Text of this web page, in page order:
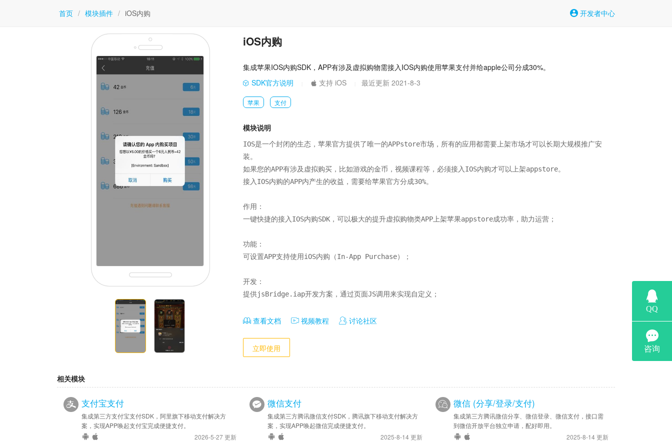
首页 / 模块插件 / iOS内购 开发者中心
iOS内购
集成苹果IOS内购SDK，APP有涉及虚拟购物需接入IOS内购使用苹果支付并给apple公司分成30%。
SDK官方说明
支持 iOS 最近更新 2021-8-3
苹果 支付
模块说明
IOS是一个封闭的生态，苹果官方提供了唯一的APPstore市场，所有的应用都需要上架市场才可以长期大规模推广安
装。
如果您的APP有涉及虚拟购买，比如游戏的金币，视频课程等，必须接入IOS内购才可以上架appstore。
接入IOS内购的APP内产生的收益，需要给苹果官方分成30%。
作用：
一键快捷的接入IOS内购SDK，可以极大的提升虚拟购物类APP上架苹果appstore成功率，助力运营；
功能：
可设置APP支持使用iOS内购（In-App Purchase）；
开发：
提供jsBridge.iap开发方案，通过页面JS调用来实现自定义；
查看文档 视频教程 讨论社区
立即使用
相关模块
支付宝支付
集成第三方支付宝支付SDK，阿里旗下移动支付解决方
案，实现APP唤起支付宝完成便捷支付。
2026-5-27 更新
微信支付
集成第三方腾讯微信支付SDK，腾讯旗下移动支付解决方
案，实现APP唤起微信完成便捷支付。
2025-8-14 更新
微信 (分享/登录/支付)
集成第三方腾讯微信分享、微信登录、微信支付，接口需
到微信开放平台独立申请，配好即用。
2025-8-14 更新